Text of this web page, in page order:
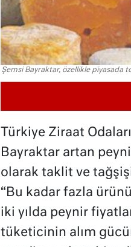
Şemsi Bayraktar, özellikle piyasada
Türkiye Ziraat
Bayraktar artan
olarak taklit ve
“Bu kadar fazla
iki yılda peynir
tüketicinin alım